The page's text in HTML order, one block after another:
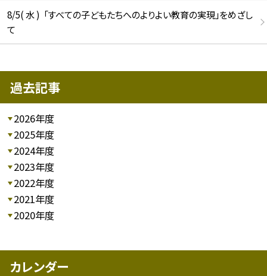
8/5( 水 ) 「すべての子どもたちへのよりよい教育の実現」をめざし
て
過去記事
2026年度
2025年度
2024年度
2023年度
2022年度
2021年度
2020年度
カレンダー